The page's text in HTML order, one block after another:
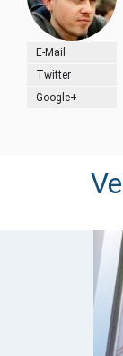
E-Mail
Twitter
Google+